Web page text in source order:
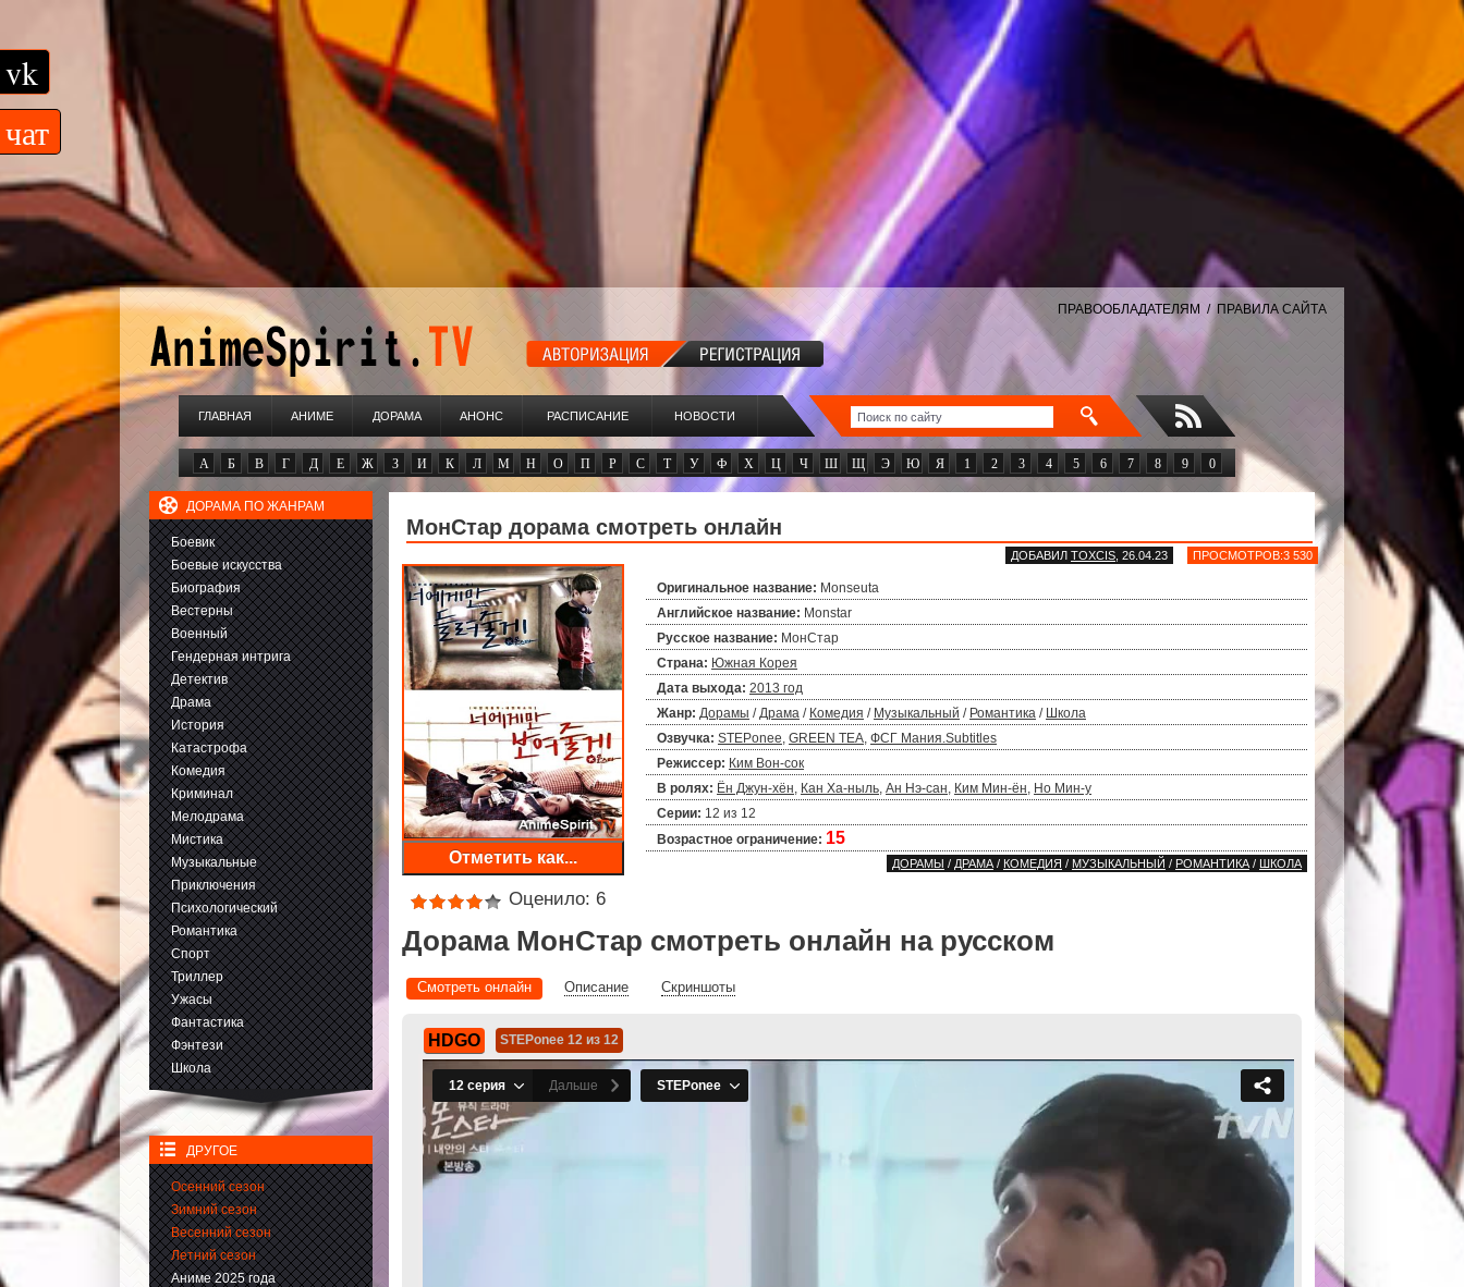
ПРАВООБЛАДАТЕЛЯМ / ПРАВИЛА САЙТА
ГЛАВНАЯ АНИМЕ ДОРАМА АНОНС РАСПИСАНИЕ НОВОСТИ
А Б В Г Д Е Ж З И К Л М Н О П Р С Т У Ф Х Ц Ч Ш Щ Э Ю Я 1 2 3 4 5 6 7 8 9 0
ДОРАМА ПО ЖАНРАМ
Боевик
Боевые искусства
Биография
Вестерны
Военный
Гендерная интрига
Детектив
Драма
История
Катастрофа
Комедия
Криминал
Мелодрама
Мистика
Музыкальные
Приключения
Психологический
Романтика
Спорт
Триллер
Ужасы
Фантастика
Фэнтези
Школа
ДРУГОЕ
Осенний сезон
Зимний сезон
Весенний сезон
Летний сезон
Аниме 2025 года
МонСтар дорама смотреть онлайн
ДОБАВИЛ TOXCIS , 26.04.23 ПРОСМОТРОВ:3 530
Оригинальное название: Monseuta
Английское название: Monstar
Русское название: МонСтар
Страна: Южная Корея
Дата выхода: 2013 год
Жанр: Дорамы /Драма / Комедия / Музыкальный / Романтика / Школа
Озвучка: STEPonee, GREEN TEA, ФСГ Мания.Subtitles
Режиссер: Ким Вон-сок
В ролях: Ён Джун-хён, Кан Ха-ныль, Ан Нэ-сан, Ким Мин-ён, Но Мин-у
Серии: 12 из 12
Возрастное ограничение: 15
ДОРАМЫ / ДРАМА / КОМЕДИЯ / МУЗЫКАЛЬНЫЙ / РОМАНТИКА / ШКОЛА
Отметить как...
Оценило: 6
Дорама МонСтар смотреть онлайн на русском
Смотреть онлайн Описание Скриншоты
HDGO STEPonee 12 из 12
чат
vk